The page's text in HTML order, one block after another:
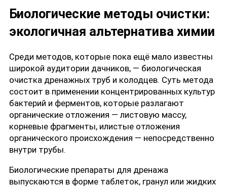
Биологические методы очистки:
экологичная альтернатива химии
Среди методов, которые пока ещё мало известны
широкой аудитории дачников, — биологическая
очистка дренажных труб и колодцев. Суть метода
состоит в применении концентрированных культур
бактерий и ферментов, которые разлагают
органические отложения — листовую массу,
корневые фрагменты, илистые отложения
органического происхождения — непосредственно
внутри трубы.
Биологические препараты для дренажа
выпускаются в форме таблеток, гранул или жидких